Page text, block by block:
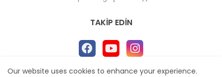
TAKIP EDIN
Our website uses cookies to enhance your experience.